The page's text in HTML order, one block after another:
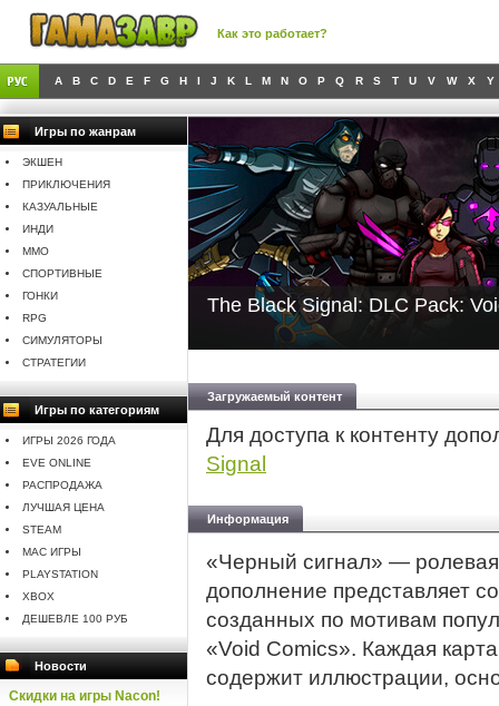
Как это работает?
A B C D E F G H I J K L M N O P Q R S T U V W X Y
Игры по жанрам
ЭКШЕН
ПРИКЛЮЧЕНИЯ
КАЗУАЛЬНЫЕ
ИНДИ
MMO
СПОРТИВНЫЕ
ГОНКИ
RPG
СИМУЛЯТОРЫ
СТРАТЕГИИ
Игры по категориям
ИГРЫ 2026 ГОДА
EVE ONLINE
РАСПРОДАЖА
ЛУЧШАЯ ЦЕНА
STEAM
MAC ИГРЫ
PLAYSTATION
XBOX
ДЕШЕВЛЕ 100 РУБ
Новости
Скидки на игры Nacon!
The Black Signal: DLC Pack:
Загружаемый контент
Для доступа к контенту
Signal
Информация
«Черный сигнал» —
дополнение представляет
созданных по мотивам
«Void Comics». Каждая
содержит иллюстрации,